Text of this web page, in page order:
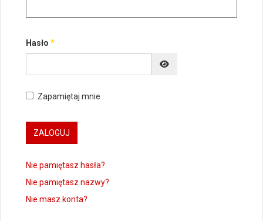
Hasło *
POKAŻ HASŁO
Zapamiętaj mnie
ZALOGUJ
Nie pamiętasz hasła?
Nie pamiętasz nazwy?
Nie masz konta?